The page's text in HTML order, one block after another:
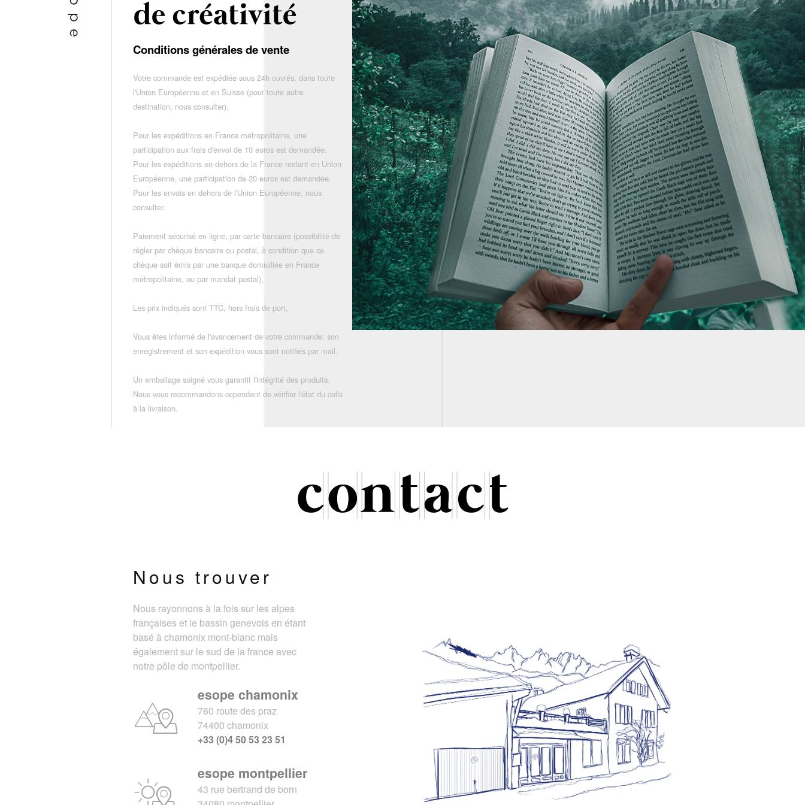
Conditions générales de vente
Votre commande est expédiée sous 24h ouvrés, dans toute
l'Union Européenne et en Suisse (pour toute autre
destination, nous consulter),
Pour les expéditions en France métropolitaine, une
participation aux frais d'envoi de 10 euros est demandée.
Pour les expéditions en dehors de la France restant en Union
Européenne, une participation de 20 euros est demandée.
Pour les envois en dehors de l'Union Européenne, nous
consulter.
Paiement sécurisé en ligne, par carte bancaire (possibilité de
régler par chèque bancaire ou postal, à condition que ce
chèque soit émis par une banque domiciliée en France
métropolitaine, ou par mandat postal),
Les prix indiqués sont TTC, hors frais de port,
Vous êtes informé de l'avancement de votre commande: son
enregistrement et son expédition vous sont notifiés par mail.
Un emballage soigné vous garantit l'intégrité des produits.
Nous vous recommandons cependant de vérifier l'état du colis
à la livraison.
Nous trouver
Nous rayonnons à la fois sur les alpes
françaises et le bassin genevois en étant
basé à chamonix mont-blanc mais
également sur le sud de la france avec
notre pôle de montpellier.
esope chamonix
760 route des praz
74400 chamonix
+33 (0)4 50 53 23 51
esope montpellier
43 rue bertrand de born